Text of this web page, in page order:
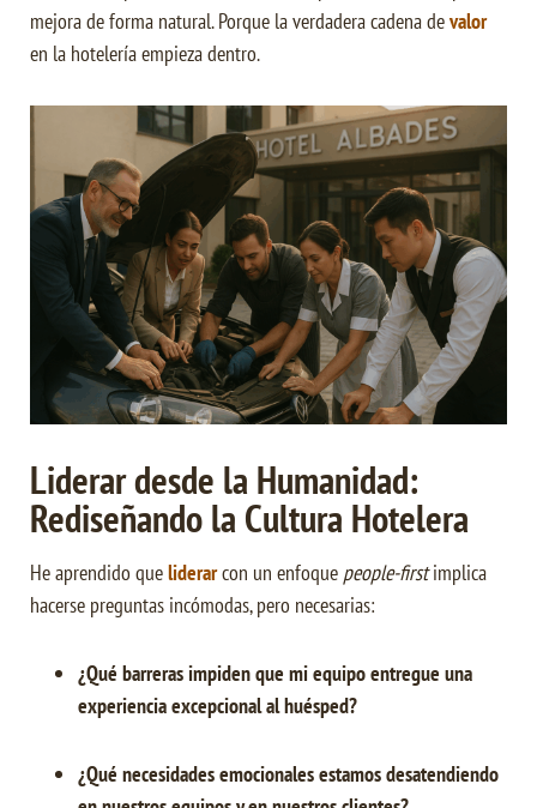
mejora de forma natural. Porque la verdadera cadena devalor
en la hotelería empieza dentro.
Liderar desde la Humanidad:
Rediseñando la Cultura Hotelera
He aprendido queliderarcon un enfoque people-firstimplica
hacerse preguntas incómodas, pero necesarias:
¿Qué barreras impiden que mi equipo entregue una
experiencia excepcional al huésped?
¿Qué necesidades emocionales estamos desatendiendo